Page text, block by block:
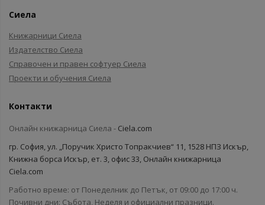
Сиела
Книжарници Сиела
Издателство Сиела
Справочен и правен софтуер Сиела
Проекти и обучения Сиела
Контакти
Онлайн книжарница Сиела - Ciela.com
гр. София, ул. „Поручик Христо Топракчиев“ 11, 1528 НПЗ Искър,
Книжна борса Искър, ет. 3, офис 33, Онлайн книжарница
Ciela.com
Работно време: от Понеделник до Петък, от 09:00 до 17:00 ч.
Почивни дни: Събота, Неделя и официални празници.